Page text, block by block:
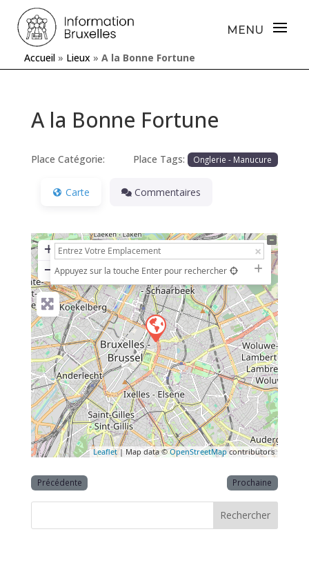
Accueil » Lieux » A la Bonne Fortune
A la Bonne Fortune
Place Catégorie: Place Tags: Onglerie - Manucure
Carte Commentaires
+
− Appuyez sur la touche Enter pour rechercher
Leaflet| Map data ©OpenStreetMapcontributors
Précédente Prochaine
Rechercher